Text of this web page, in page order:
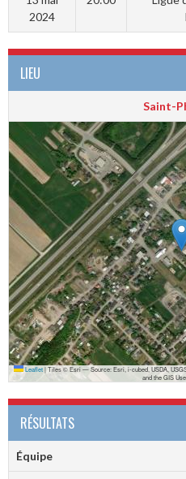
2024
LIEU
Saint-
Leaflet|Tiles © Esri — Source: Esri, i-cubed, USDA,
and the GIS
RÉSULTATS
Équipe